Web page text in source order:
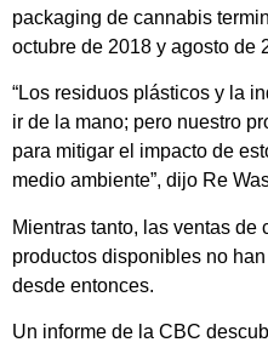
packaging de cannabis
octubre de 2018 y agosto de
“Los residuos plásticos y la
ir de la mano; pero nuestro
para mitigar el impacto de
medio ambiente”, dijo Re
Mientras tanto, las ventas
productos disponibles no
desde entonces.
Un informe de la CBC